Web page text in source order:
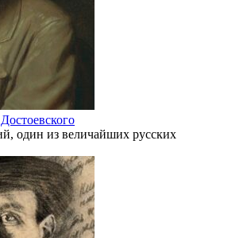
один из величайших русских